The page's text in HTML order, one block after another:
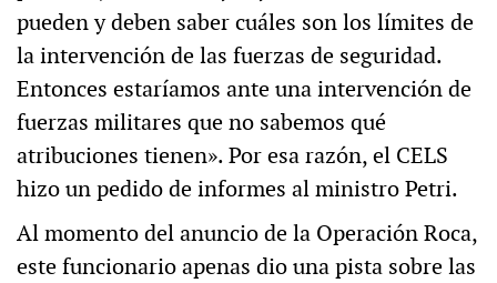
pueden y deben saber cuáles son los límites de
la intervención de las fuerzas de seguridad.
Entonces estaríamos ante una intervención de
fuerzas militares que no sabemos qué
atribuciones tienen». Por esa razón, el CELS
hizo un pedido de informes al ministro Petri.
Al momento del anuncio de la Operación Roca,
este funcionario apenas dio una pista sobre las